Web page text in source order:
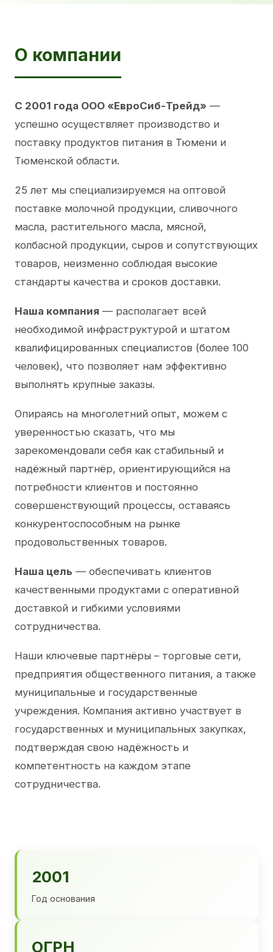
О компании
С 2001 года ООО «ЕвроСиб-Трейд» —
успешно осуществляет производство и
поставку продуктов питания в Тюмени и
Тюменской области.
25 лет мы специализируемся на оптовой
поставке молочной продукции, сливочного
масла, растительного масла, мясной,
колбасной продукции, сыров и сопутствующих
товаров, неизменно соблюдая высокие
стандарты качества и сроков доставки.
Наша компания — располагает всей
необходимой инфраструктурой и штатом
квалифицированных специалистов (более 100
человек), что позволяет нам эффективно
выполнять крупные заказы.
Опираясь на многолетний опыт, можем с
уверенностью сказать, что мы
зарекомендовали себя как стабильный и
надёжный партнёр, ориентирующийся на
потребности клиентов и постоянно
совершенствующий процессы, оставаясь
конкурентоспособным на рынке
продовольственных товаров.
Наша цель — обеспечивать клиентов
качественными продуктами с оперативной
доставкой и гибкими условиями
сотрудничества.
Наши ключевые партнёры – торговые сети,
предприятия общественного питания, а также
муниципальные и государственные
учреждения. Компания активно участвует в
государственных и муниципальных закупках,
подтверждая свою надёжность и
компетентность на каждом этапе
сотрудничества.
2001
Год основания
ОГРН